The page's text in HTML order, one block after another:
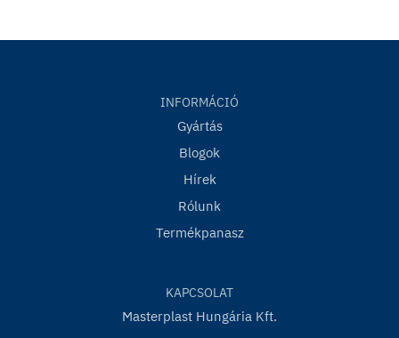
INFORMÁCIÓ
Gyártás
Blogok
Hírek
Rólunk
Termékpanasz
KAPCSOLAT
Masterplast Hungária Kft.